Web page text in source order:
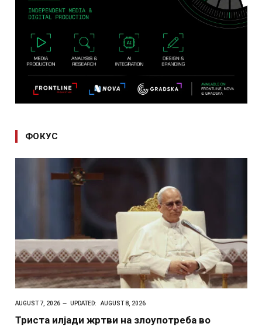
ФОКУС
AUGUST 7, 2026 UPDATED: AUGUST 8, 2026
Триста илјади жртви на злоупотреба во